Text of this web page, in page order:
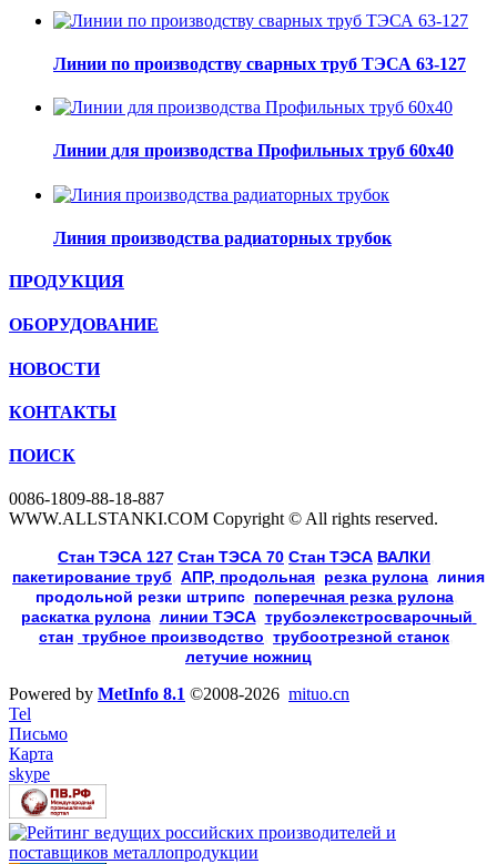
Линии по производству сварных труб ТЭСА 63-127
Линии для производства Профильных труб 60х40
Линия производства радиаторных трубок
ПРОДУКЦИЯ
ОБОРУДОВАНИЕ
НОВОСТИ
КОНТАКТЫ
ПОИСК
0086-1809-88-18-887
WWW.ALLSTANKI.COM Copyright © All rights reserved.
Cтан ТЭСА 127 Cтан ТЭСА 70 Cтан ТЭСА ВАЛКИ
пакетирование труб АПР, продольная резка рулона линия
продольной резки штрипс, поперечная резка рулона
раскатка рулона, линии ТЭСА, трубоэлекстросварочный
стан трубное производство трубоотрезной станок
летучие ножниц
Powered by MetInfo 8.1 ©2008-2026 mituo.cn
Tel
Письмо
Карта
skype